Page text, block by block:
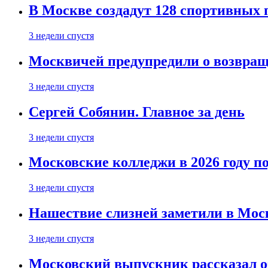
В Москве создадут 128 спортивных
3 недели спустя
Москвичей предупредили о
3 недели спустя
Сергей Собянин. Главное за день
3 недели спустя
Московские колледжи в 2026 году
3 недели спустя
Нашествие слизней заметили в
3 недели спустя
Московский выпускник рассказал